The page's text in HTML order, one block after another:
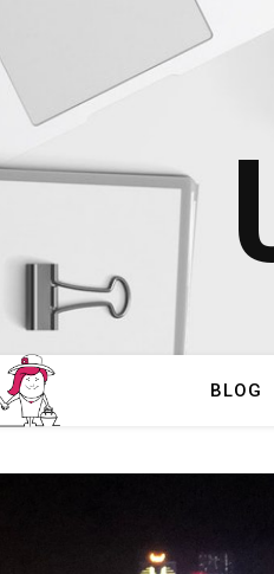
BLOG